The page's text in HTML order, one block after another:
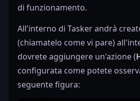
di funzionamento.
All'interno di Tasker andrà
(chiamatelo come vi pare)
dovrete aggiungere un'azione (
configurata come potete
seguente figura: